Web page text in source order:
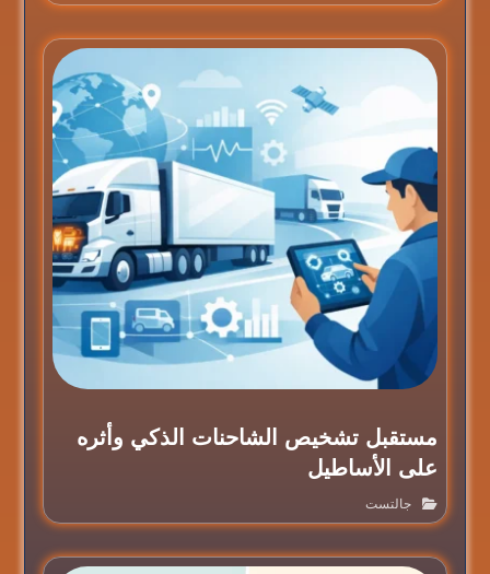
مستقبل تشخيص الشاحنات الذكي وأثره
على الأساطيل
جالتست